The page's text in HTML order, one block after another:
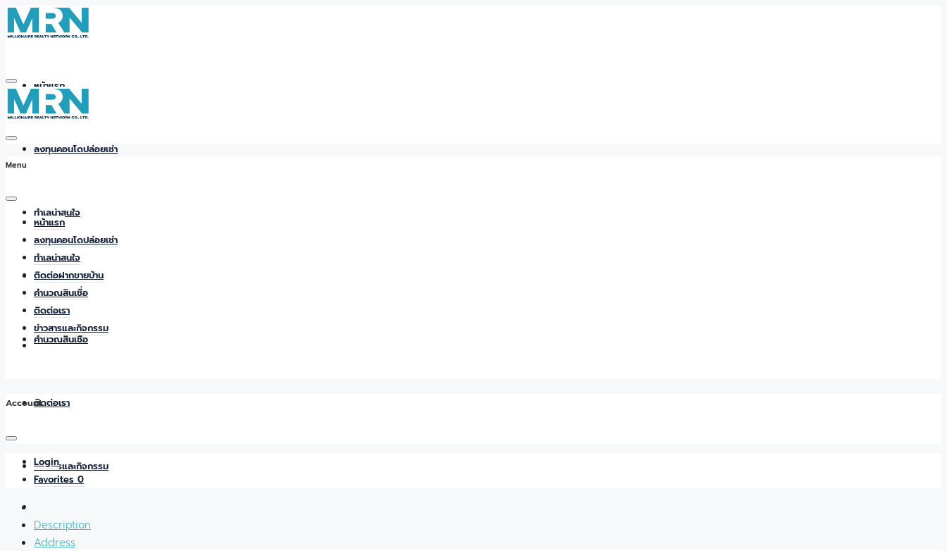
หน้าแรก
ลงทุนคอนโดปล่อยเช่า
ทำเลน่าสนใจ
ติดต่อฝากขายบ้าน
คำนวณสินเชื่อ
ติดต่อเรา
ข่าวสารและกิจกรรม
Menu
หน้าแรก
ลงทุนคอนโดปล่อยเช่า
ทำเลน่าสนใจ
ติดต่อฝากขายบ้าน
คำนวณสินเชื่อ
ติดต่อเรา
ข่าวสารและกิจกรรม
Account
Login
Favorites 0
Description
Address